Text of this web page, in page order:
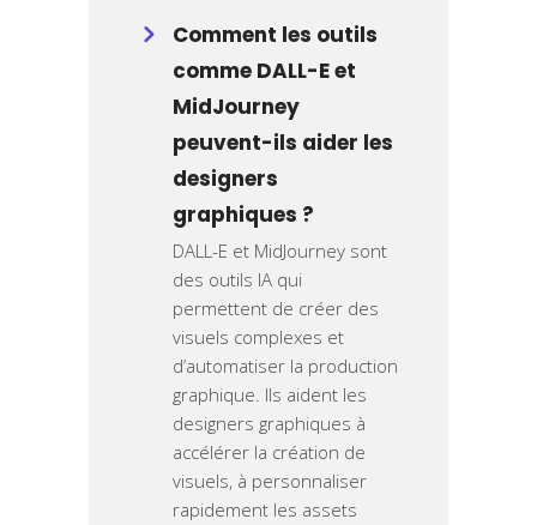
Comment les outils
comme DALL-E et
MidJourney
peuvent-ils aider les
designers
graphiques ?
DALL-E et MidJourney sont
des outils IA qui
permettent de créer des
visuels complexes et
d’automatiser la production
graphique. Ils aident les
designers graphiques à
accélérer la création de
visuels, à personnaliser
rapidement les assets